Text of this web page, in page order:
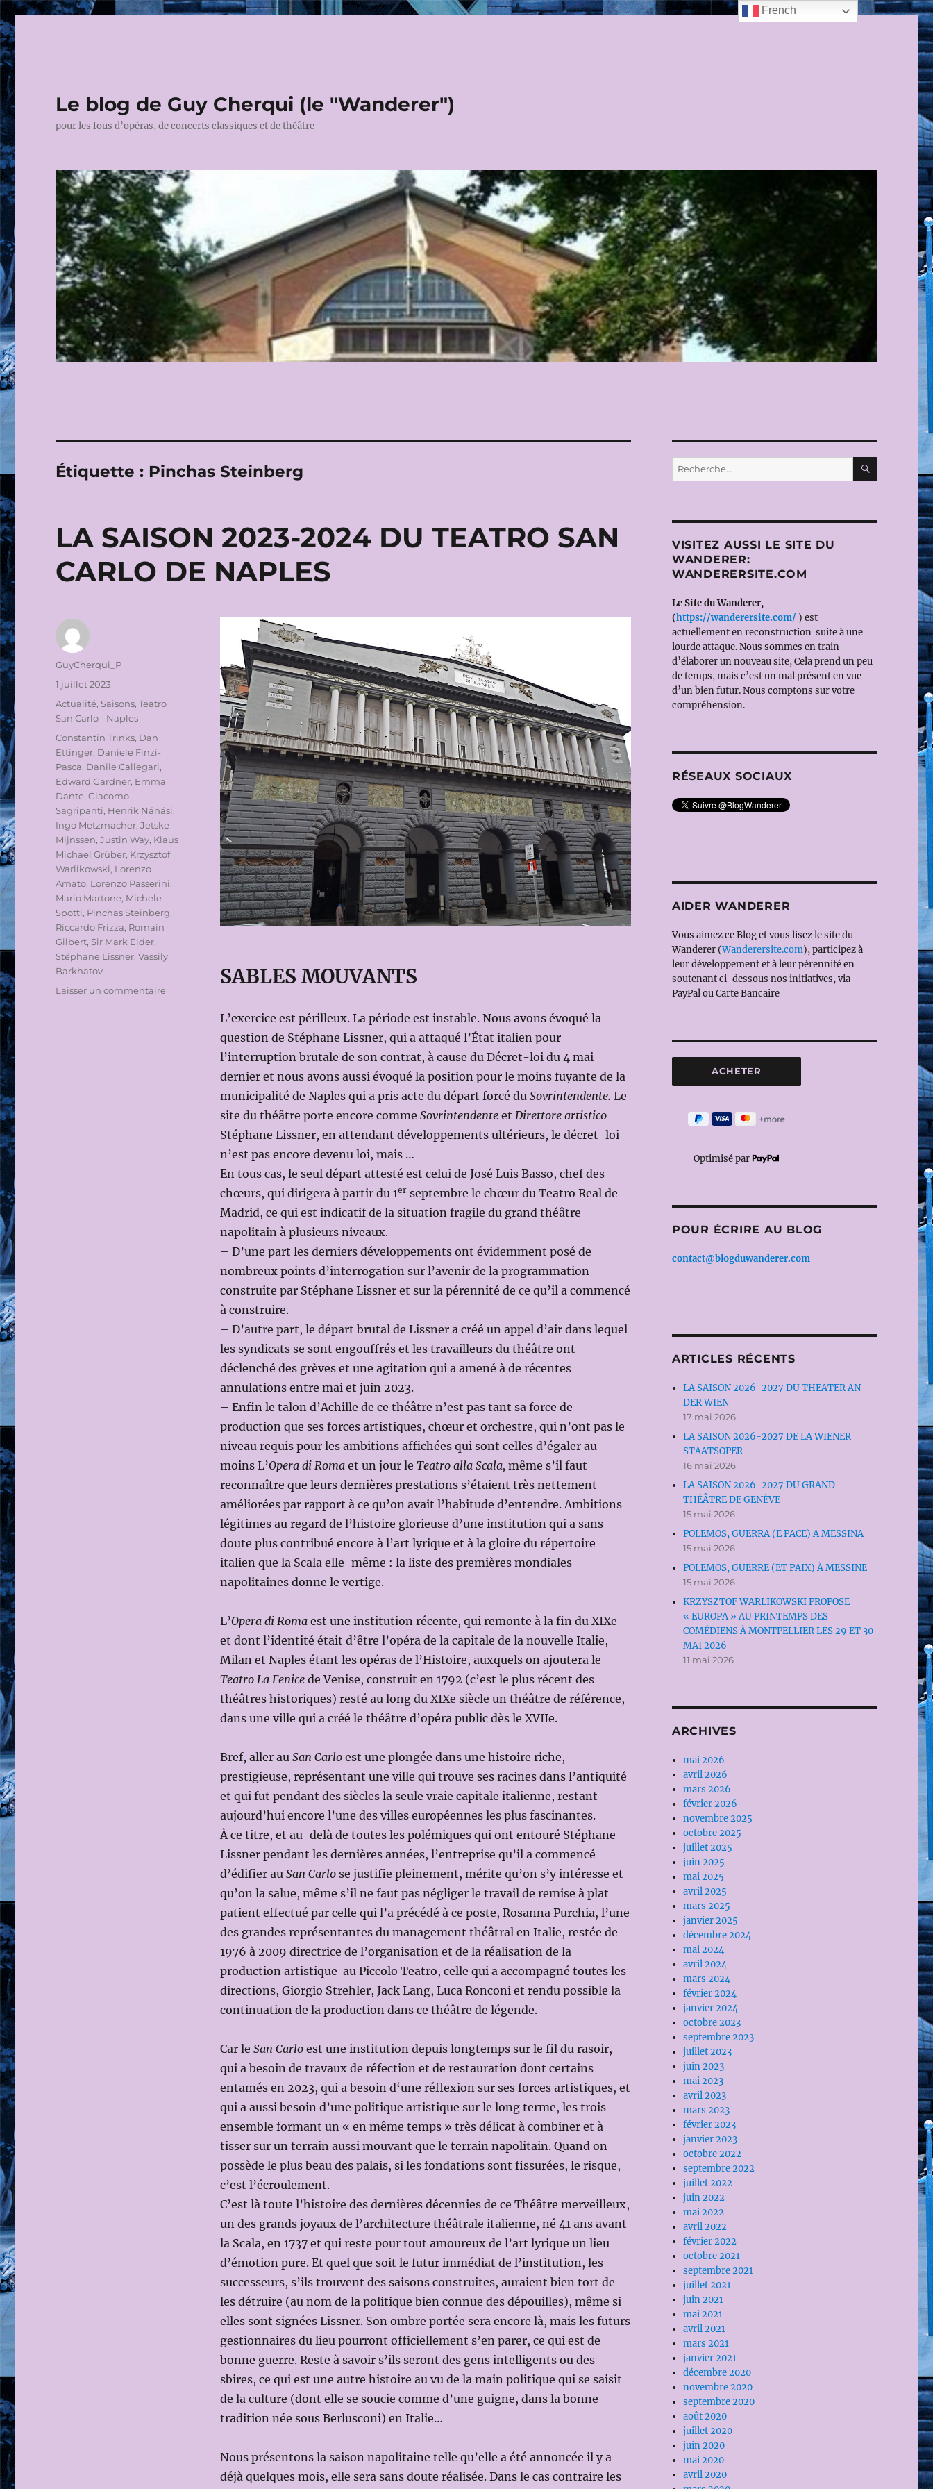
Le blog de Guy Cherqui (le "Wanderer")
pour les fous d’opéras, de concerts classiques et de théâtre
Étiquette : Pinchas Steinberg
LA SAISON 2023-2024 DU TEATRO SAN
CARLO DE NAPLES
SABLES MOUVANTS
L’exercice est périlleux. La période est instable. Nous avons évoqué la
question de Stéphane Lissner, qui a attaqué l’État italien pour
l’interruption brutale de son contrat, à cause du Décret-loi du 4 mai
dernier et nous avons aussi évoqué la position pour le moins fuyante de la
municipalité de Naples qui a pris acte du départ forcé du Sovrintendente. Le
site du théâtre porte encore comme Sovrintendenteet Direttore artistico
Stéphane Lissner, en attendant développements ultérieurs, le décret-loi
n’est pas encore devenu loi, mais …
En tous cas, le seul départ attesté est celui de José Luis Basso, chef des
chœurs, qui dirigera à partir du 1erseptembre le chœur du Teatro Real de
Madrid, ce qui est indicatif de la situation fragile du grand théâtre
napolitain à plusieurs niveaux.
– D’une part les derniers développements ont évidemment posé de
nombreux points d’interrogation sur l’avenir de la programmation
construite par Stéphane Lissner et sur la pérennité de ce qu’il a commencé
à construire.
– D’autre part, le départ brutal de Lissner a créé un appel d’air dans lequel
les syndicats se sont engouffrés et les travailleurs du théâtre ont
déclenché des grèves et une agitation qui a amené à de récentes
annulations entre mai et juin 2023.
– Enfin le talon d’Achille de ce théâtre n’est pas tant sa force de
production que ses forces artistiques, chœur et orchestre, qui n’ont pas le
niveau requis pour les ambitions affichées qui sont celles d’égaler au
moins L’Opera di Roma et un jour le Teatro alla Scala, même s’il faut
reconnaître que leurs dernières prestations s’étaient très nettement
améliorées par rapport à ce qu’on avait l’habitude d’entendre. Ambitions
légitimes au regard de l’histoire glorieuse d’une institution qui a sans
doute plus contribué encore à l’art lyrique et à la gloire du répertoire
italien que la Scala elle-même : la liste des premières mondiales
napolitaines donne le vertige.
L’Opera di Roma est une institution récente, qui remonte à la fin du XIXe
et dont l’identité était d’être l’opéra de la capitale de la nouvelle Italie,
Milan et Naples étant les opéras de l’Histoire, auxquels on ajoutera le
Teatro La Fenicede Venise, construit en 1792 (c’est le plus récent des
théâtres historiques) resté au long du XIXe siècle un théâtre de référence,
dans une ville qui a créé le théâtre d’opéra public dès le XVIIe.
Bref, aller au San Carloest une plongée dans une histoire riche,
prestigieuse, représentant une ville qui trouve ses racines dans l’antiquité
et qui fut pendant des siècles la seule vraie capitale italienne, restant
aujourd’hui encore l’une des villes européennes les plus fascinantes.
À ce titre, et au-delà de toutes les polémiques qui ont entouré Stéphane
Lissner pendant les dernières années, l’entreprise qu’il a commencé
d’édifier au San Carlose justifie pleinement, mérite qu’on s’y intéresse et
qu’on la salue, même s’il ne faut pas négliger le travail de remise à plat
patient effectué par celle qui l’a précédé à ce poste, Rosanna Purchia, l’une
des grandes représentantes du management théâtral en Italie, restée de
1976 à 2009 directrice de l’organisation et de la réalisation de la
production artistique au Piccolo Teatro, celle qui a accompagné toutes les
directions, Giorgio Strehler, Jack Lang, Luca Ronconi et rendu possible la
continuation de la production dans ce théâtre de légende.
Car le San Carloest une institution depuis longtemps sur le fil du rasoir,
qui a besoin de travaux de réfection et de restauration dont certains
entamés en 2023, qui a besoin d‘une réflexion sur ses forces artistiques, et
qui a aussi besoin d’une politique artistique sur le long terme, les trois
ensemble formant un « en même temps » très délicat à combiner et à
tisser sur un terrain aussi mouvant que le terrain napolitain. Quand on
possède le plus beau des palais, si les fondations sont fissurées, le risque,
c’est l’écroulement.
C’est là toute l’histoire des dernières décennies de ce Théâtre merveilleux,
un des grands joyaux de l’architecture théâtrale italienne, né 41 ans avant
la Scala, en 1737 et qui reste pour tout amoureux de l’art lyrique un lieu
d’émotion pure. Et quel que soit le futur immédiat de l’institution, les
successeurs, s’ils trouvent des saisons construites, auraient bien tort de
les détruire (au nom de la politique bien connue des dépouilles), même si
elles sont signées Lissner. Son ombre portée sera encore là, mais les futurs
gestionnaires du lieu pourront officiellement s’en parer, ce qui est de
bonne guerre. Reste à savoir s’ils seront des gens intelligents ou des
sbires, ce qui est une autre histoire au vu de la main politique qui se saisit
de la culture (dont elle se soucie comme d’une guigne, dans la bonne
tradition née sous Berlusconi) en Italie…
Nous présentons la saison napolitaine telle qu’elle a été annoncée il y a
déjà quelques mois, elle sera sans doute réalisée. Dans le cas contraire les
Auteur
GuyCherqui_P
Publié
1 juillet 2023
Catégories
Actualité, Saisons,Teatro
San Carlo - Naples
Étiquettes
Constantin Trinks, Dan
Ettinger, Daniele Finzi-
Pasca, Danile Callegari,
Edward Gardner, Emma
Dante,Giacomo
Sagripanti, Henrik Nánási,
Ingo Metzmacher,Jetske
Mijnssen,Justin Way, Klaus
Michael Grüber, Krzysztof
Warlikowski, Lorenzo
Amato, Lorenzo Passerini,
Mario Martone, Michele
Spotti, Pinchas Steinberg,
Riccardo Frizza, Romain
Gilbert, Sir Mark Elder,
Stéphane Lissner,Vassily
Barkhatov
Laisser un commentairesur
Recherche
pour :
VISITEZ AUSSI LE SITE DU
WANDERER:
WANDERERSITE.COM
Le Site du Wanderer,
(https://wanderersite.com/ ) est
actuellement en reconstruction suite à une
lourde attaque. Nous sommes en train
d’élaborer un nouveau site, Cela prend un peu
de temps, mais c’est un mal présent en vue
d’un bien futur. Nous comptons sur votre
compréhension.
RÉSEAUX SOCIAUX
AIDER WANDERER
Vous aimez ce Blog et vous lisez le site du
Wanderer (Wanderersite.com), participez à
leur développement et à leur pérennité en
soutenant ci-dessous nos initiatives, via
PayPal ou Carte Bancaire
Optimisé par
POUR ÉCRIRE AU BLOG
contact@blogduwanderer.com
ARTICLES RÉCENTS
LA SAISON 2026-2027 DU THEATER AN
DER WIEN
17 mai 2026
LA SAISON 2026-2027 DE LA WIENER
STAATSOPER
16 mai 2026
LA SAISON 2026-2027 DU GRAND
THÉÂTRE DE GENÈVE
15 mai 2026
POLEMOS, GUERRA (E PACE) A MESSINA
15 mai 2026
POLEMOS, GUERRE (ET PAIX) À MESSINE
15 mai 2026
KRZYSZTOF WARLIKOWSKI PROPOSE
« EUROPA » AU PRINTEMPS DES
COMÉDIENS À MONTPELLIER LES 29 ET 30
MAI 2026
11 mai 2026
ARCHIVES
mai 2026
avril 2026
mars 2026
février 2026
novembre 2025
octobre 2025
juillet 2025
juin 2025
mai 2025
avril 2025
mars 2025
janvier 2025
décembre 2024
mai 2024
avril 2024
mars 2024
février 2024
janvier 2024
octobre 2023
septembre 2023
juillet 2023
juin 2023
mai 2023
avril 2023
mars 2023
février 2023
janvier 2023
octobre 2022
septembre 2022
juillet 2022
juin 2022
mai 2022
avril 2022
février 2022
octobre 2021
septembre 2021
juillet 2021
juin 2021
mai 2021
avril 2021
mars 2021
janvier 2021
décembre 2020
novembre 2020
septembre 2020
août 2020
juillet 2020
juin 2020
mai 2020
avril 2020
French